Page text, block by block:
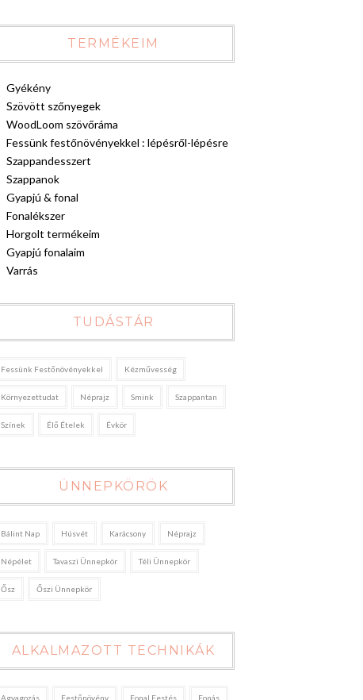
TERMÉKEIM
Gyékény
Szövött szőnyegek
WoodLoom szövőráma
Fessünk festőnövényekkel : lépésről-lépésre
Szappandesszert
Szappanok
Gyapjú & fonal
Fonalékszer
Horgolt termékeim
Gyapjú fonalaim
Varrás
TUDÁSTÁR
Fessünk Festőnövényekkel Kézművesség
Környezettudat Néprajz Smink Szappantan
Színek Élő Ételek Évkör
ÜNNEPKÖRÖK
Bálint Nap Húsvét Karácsony Néprajz
Népélet Tavaszi Ünnepkör Téli Ünnepkör
Ősz Őszi Ünnepkör
ALKALMAZOTT TECHNIKÁK
Agyagozás Festőnövény Fonal Festés Fonás